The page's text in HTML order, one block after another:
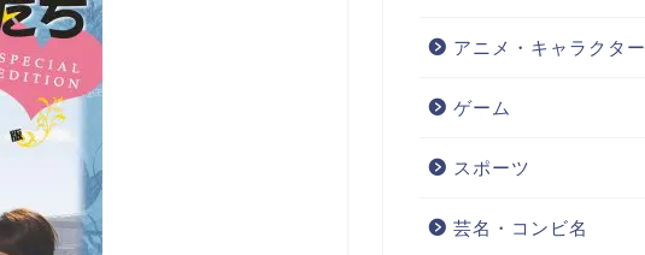
アニメ・キャラクター
ゲーム
スポーツ
芸名・コンビ名